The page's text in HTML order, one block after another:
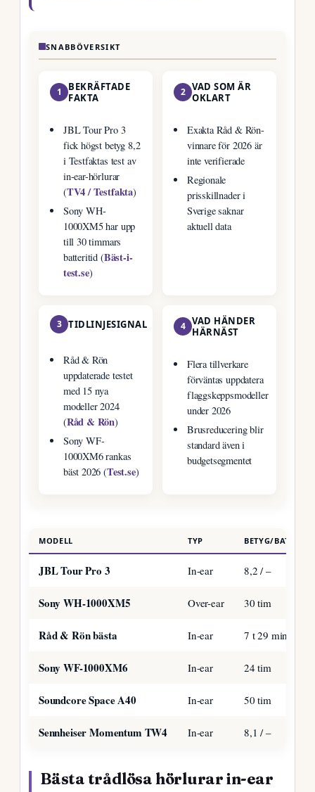
SNABBÖVERSIKT
1
BEKRÄFTADE
FAKTA
JBL Tour Pro 3
fick högst betyg 8,2
i Testfaktas test av
in-ear-hörlurar
(TV4 / Testfakta)
Sony WH-
1000XM5 har upp
till 30 timmars
batteritid (Bäst-i-
test.se)
2 VAD SOM ÄR
OKLART
Exakta Råd & Rön-
vinnare för 2026 är
inte verifierade
Regionale
prisskillnader i
Sverige saknar
aktuell data
3 TIDLINJESIGNAL
Råd & Rön
uppdaterade testet
med 15 nya
modeller 2024
(Råd & Rön)
Sony WF-
1000XM6 rankas
bäst 2026 (Test.se)
4 VAD HÄNDER
HÄRNÄST
Flera tillverkare
förväntas uppdatera
flaggskeppsmodeller
under 2026
Brusreducering blir
standard även i
budgetsegmentet
MODELL TYP BETYG/
JBL Tour Pro 3 In-ear 8,2 / –
Sony WH-1000XM5 Over-ear 30 tim
Råd & Rön bästa In-ear 7 t 29 min
Sony WF-1000XM6 In-ear 24 tim
Soundcore Space A40 In-ear 50 tim
Sennheiser Momentum TW4 In-ear 8,1 / –
Bästa trådlösa hörlurar in-ear